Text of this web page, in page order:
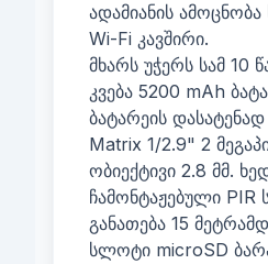
ადამიანის
Wi-Fi კავშირი.
მხარს უჭერს სამ 10
კვება 5200 mAh
ბატარეის
Matrix 1/2.9" 2
ობიექტივი 2.8 მმ.
ჩამონტაჟებული PIR
განათება 15
სლოტი microSD